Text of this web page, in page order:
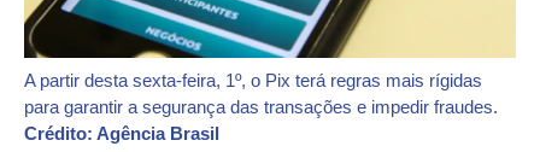
A partir desta sexta-feira, 1º, o Pix terá regras mais rígidas
para garantir a segurança das transações e impedir fraudes.
Crédito: Agência Brasil